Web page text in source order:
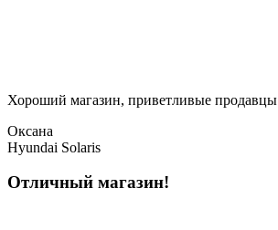
Хороший магазин, приветливые продавцы
Оксана
Hyundai Solaris
Отличный магазин!